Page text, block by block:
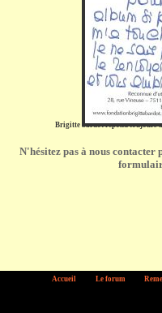
Brigitte bardot répond toujours
N'hésitez pas à nous contacter
Accueil Le forum